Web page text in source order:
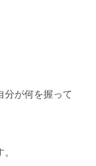
分が何を握って